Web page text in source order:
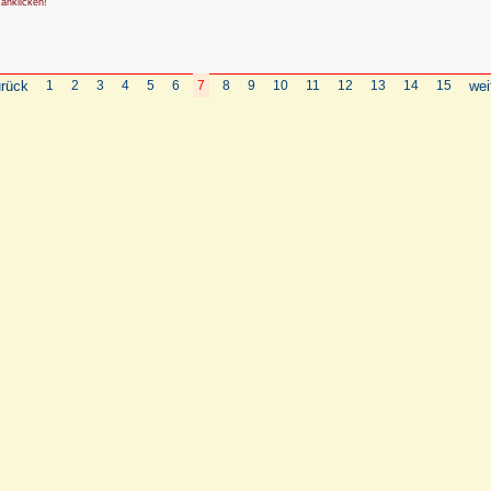
1 2 3 4 5 6 7 8 9 10 11 12 13 14 15